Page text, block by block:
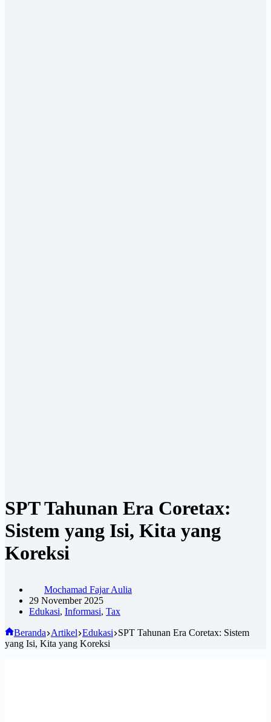
SPT Tahunan Era Coretax:
Sistem yang Isi, Kita yang
Koreksi
Mochamad Fajar Aulia
29 November 2025
Edukasi, Informasi, Tax
Beranda Artikel Edukasi SPT Tahunan Era Coretax: Sistem
yang Isi, Kita yang Koreksi